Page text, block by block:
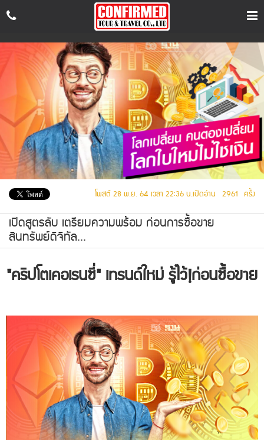
เข้า
ระบบ
สม
ค
รส
ชิก
FaceBook
Messenger
LINE
ID:
02-
931-
7013
Call.
02-
931-
เปิดอ่าน 2961 ครั้ง
โพสต์ 28 พ.ย. 64 เวลา 22:36 น.
เปิดสูตรลับ เตรียมความพร้อม ก่อนการซื้อขาย
สินทรัพย์ดิจิทัล...
"คริปโตเคอเรนซี่" เทรนด์ใหม่ รู้ไว้!ก่อนซื้อขาย